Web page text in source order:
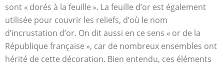
sont « dorés à la feuille ». La feuille d’or est également
utilisée pour couvrir les reliefs, d’où le nom
d’incrustation d’or. On dit aussi en ce sens « or de la
République française », car de nombreux ensembles ont
hérité de cette décoration. Bien entendu, ces éléments